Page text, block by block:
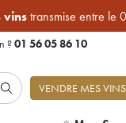
vinstransmise entre le
?01 56 05 86 10
VENDRE MES VINS